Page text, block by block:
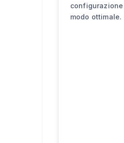
modo ottimale.